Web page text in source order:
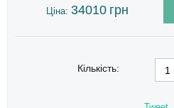
Ціна: 34010 грн
Кількість: